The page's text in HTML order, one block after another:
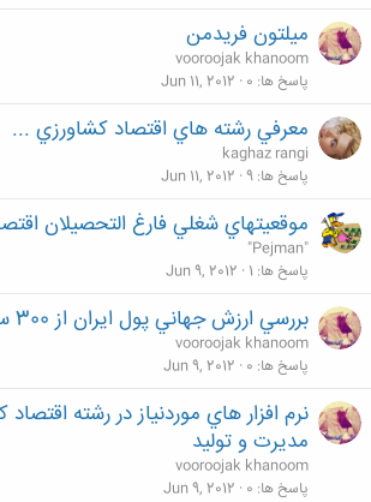
ميلتون فريدمن
vooroojak khanoom
پاسخ ها 0
Jun 11, 2012
معرفي رشته هاي اقتصاد كشاورزي ...
kaghaz rangi
پاسخ ها 9
Jun 11, 2012
موقعيتهاي شغلي فارغ التحصیلان
"Pejman"
پاسخ ها 1
Jun 9, 2012
بررسي ارزش جهاني پول ايران از 300 سال پيش تا به امروز
vooroojak khanoom
پاسخ ها 0
Jun 9, 2012
نرم افزار هاي موردنياز در رشته
مديرت و توليد
vooroojak khanoom
پاسخ ها 0
Jun 9, 2012